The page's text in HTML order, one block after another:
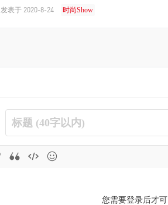
发表于 2020-8-24 时尚Show
您需要登录后才